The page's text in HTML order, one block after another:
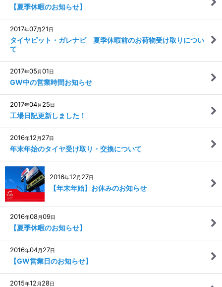
【夏季休暇のお知らせ】
2017年07月 21日
タイヤピット・ガレナビ 夏季休暇前のお荷物受け取りについ
て
2017年05 月01日
GW中の営業時間お知らせ
2017年04月 25日
工場日記更新しました！
2016年12 月 27日
年末年始のタイヤ受け取り・交換について
2016年12 月 27日
【年末年始】お休みのお知らせ
2016年08月09日
【夏季休暇のお知らせ】
2016年04月 27日
【GW営業日のお知らせ】
2015年12 月 28日